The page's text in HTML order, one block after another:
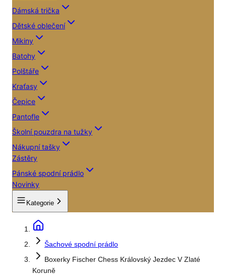
Dámská trička
Dětské oblečení
Mikiny
Batohy
Polštáře
Kraťasy
Čepice
Pantofle
Školní pouzdra na tužky
Nákupní tašky
Zástěry
Pánské spodní prádlo
Novinky
Kategorie
Šachové spodní prádlo
Boxerky Fischer Chess Královský Jezdec V Zlaté
Koruně